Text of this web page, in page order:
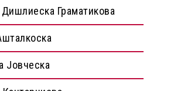
Граматикова
Јовческа